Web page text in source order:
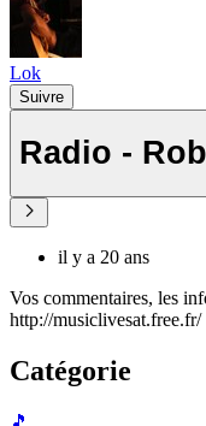
Lok
Suivre
Radio -
il y a 20 ans
Vos commentaires, les
http://musiclivesat.free.fr/
Catégorie
🎵